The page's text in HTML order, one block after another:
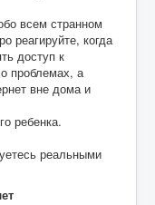
всем странном
реагируйте, когда
доступ к
проблемах, а
вне дома и
ребенка.
реальными